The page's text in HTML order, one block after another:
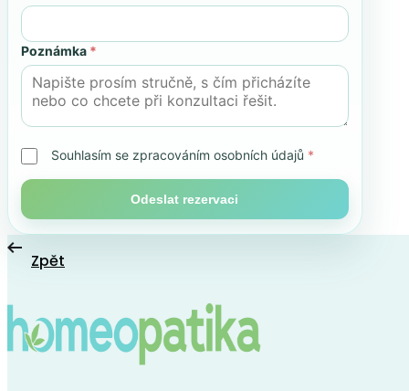
Poznámka *
Souhlasím se zpracováním osobních údajů *
Odeslat rezervaci
Zpět